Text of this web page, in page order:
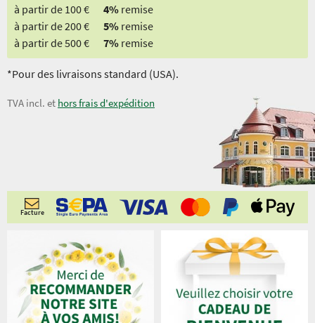
à partir de 100 €
4% remise
à partir de 200 €
5% remise
à partir de 500 €
7% remise
*Pour des livraisons standard (USA).
TVA incl. et hors frais d'expédition
Facture